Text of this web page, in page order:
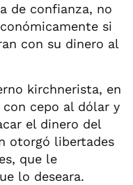
de confianza, no
si
con su dinero al
kirchnerista, en
cepo al dólar y
el dinero del
otorgó libertades
que le
lo deseara.